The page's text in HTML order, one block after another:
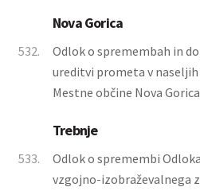
Nova Gorica
532.
Odlok o spremembah in
ureditvi prometa v
Mestne občine Nova Gorica
Trebnje
533.
Odlok o spremembi
vzgojno-izobraževalnega